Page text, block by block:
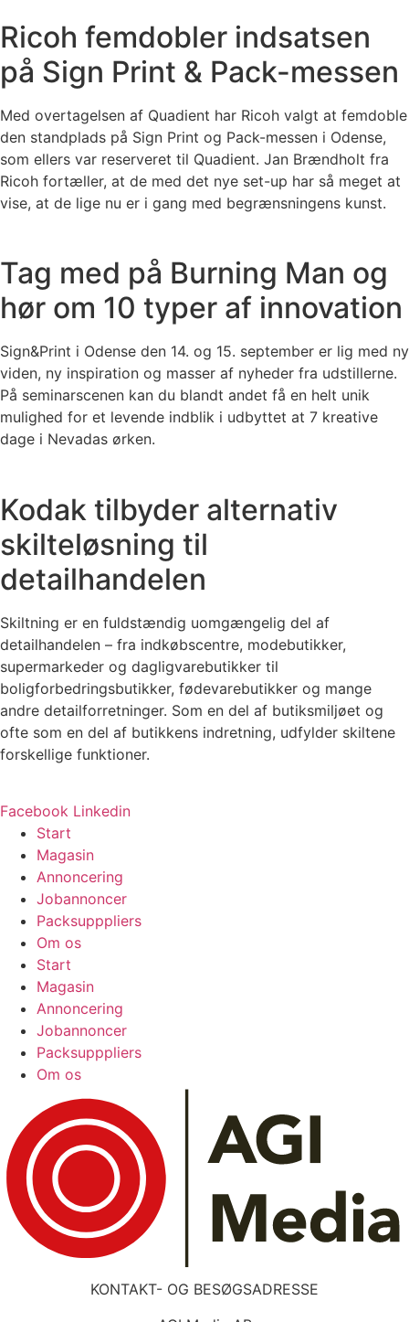
Ricoh femdobler indsatsen
på Sign Print & Pack-messen
Med overtagelsen af Quadient har Ricoh valgt at femdoble
den standplads på Sign Print og Pack-messen i Odense,
som ellers var reserveret til Quadient. Jan Brændholt fra
Ricoh fortæller, at de med det nye set-up har så meget at
vise, at de lige nu er i gang med begrænsningens kunst.
Tag med på Burning Man og
hør om 10 typer af innovation
Sign&Print i Odense den 14. og 15. september er lig med ny
viden, ny inspiration og masser af nyheder fra udstillerne.
På seminarscenen kan du blandt andet få en helt unik
mulighed for et levende indblik i udbyttet at 7 kreative
dage i Nevadas ørken.
Kodak tilbyder alternativ
skilteløsning til
detailhandelen
Skiltning er en fuldstændig uomgængelig del af
detailhandelen – fra indkøbscentre, modebutikker,
supermarkeder og dagligvarebutikker til
boligforbedringsbutikker, fødevarebutikker og mange
andre detailforretninger. Som en del af butiksmiljøet og
ofte som en del af butikkens indretning, udfylder skiltene
forskellige funktioner.
Facebook Linkedin
Start
Magasin
Annoncering
Jobannoncer
Packsupppliers
Om os
Start
Magasin
Annoncering
Jobannoncer
Packsupppliers
Om os
KONTAKT- OG BESØGSADRESSE